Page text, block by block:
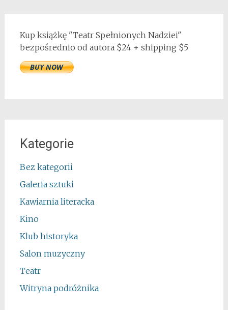
Kup książkę "Teatr Spełnionych Nadziei"
bezpośrednio od autora $24 + shipping $5
Kategorie
Bez kategorii
Galeria sztuki
Kawiarnia literacka
Kino
Klub historyka
Salon muzyczny
Teatr
Witryna podróżnika